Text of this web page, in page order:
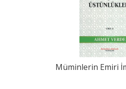
Müminlerin Emiri